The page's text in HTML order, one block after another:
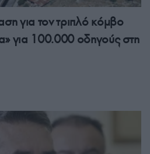
για τον τριπλό κόμβο
για 100.000 οδηγούς στη